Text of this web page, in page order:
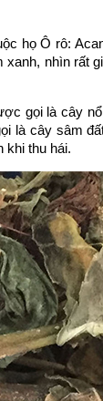
họ Ô rô:
nhìn rất
gọi là cây
là cây sâm
khi thu hái.